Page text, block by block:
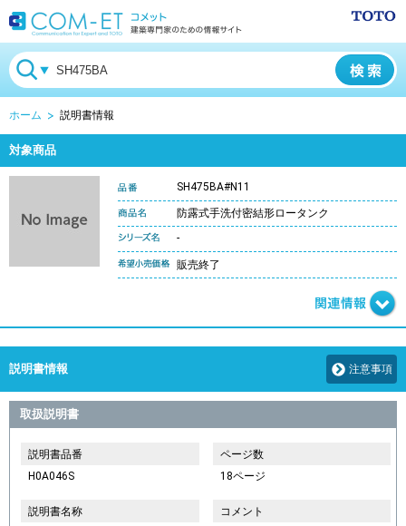
ホーム 説明書情報
対象商品
SH475BA#N11
防露式手洗付密結形ロータンク
-
販売終了
説明書情報 注意事項
取扱説明書
説明書品番
H0A046S
ページ数
18ページ
説明書名称
コメント